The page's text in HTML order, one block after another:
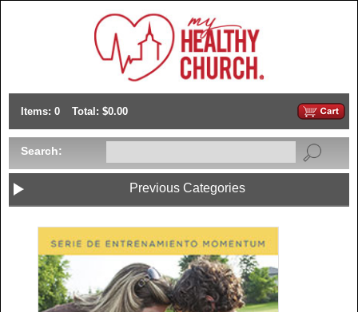
Items: 0 Total: $0.00
Search:
Previous Categories